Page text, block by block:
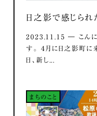
日之影で感じられ
2023.11.15 ― こんに
す。 ４月に日之影町に
日、新し...
まちのこと